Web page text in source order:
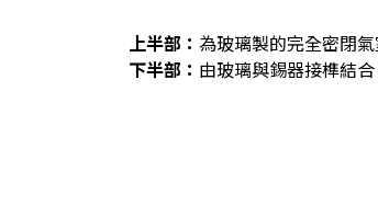
上半部 ： 為玻璃製的完全密閉
下半部 ： 由玻璃與錫器接榫結